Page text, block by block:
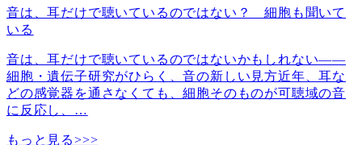
音は、耳だけで聴いているのではない？ 細胞も聞いて
いる
音は、耳だけで聴いているのではないかもしれない――
細胞・遺伝子研究がひらく、音の新しい見方近年、耳な
どの感覚器を通さなくても、細胞そのものが可聴域の音
に反応し、 …
もっと見る>>>